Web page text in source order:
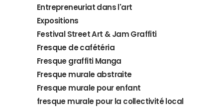
Entrepreneuriat dans l'art
Expositions
Festival Street Art & Jam Graffiti
Fresque de cafétéria
Fresque graffiti Manga
Fresque murale abstraite
Fresque murale pour enfant
fresque murale pour la collectivité local